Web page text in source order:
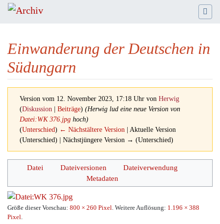
Einwanderung der Deutschen in
Südungarn
Version vom 12. November 2023, 17:18 Uhr von Herwig
(Diskussion Beiträge) (Herwig lud eine neue Version von
Datei:WK 376.jpg hoch)
(Unterschied) ← Nächstältere Version | Aktuelle Version
(Unterschied) | Nächstjüngere Version → (Unterschied)
Wechseln zu: Navigation,Suche
Datei Dateiversionen
Dateiverwendung
Metadaten
Größe dieser Vorschau: 800 × 260 Pixel. Weitere Auflösung: 1.196 × 388
Pixel.